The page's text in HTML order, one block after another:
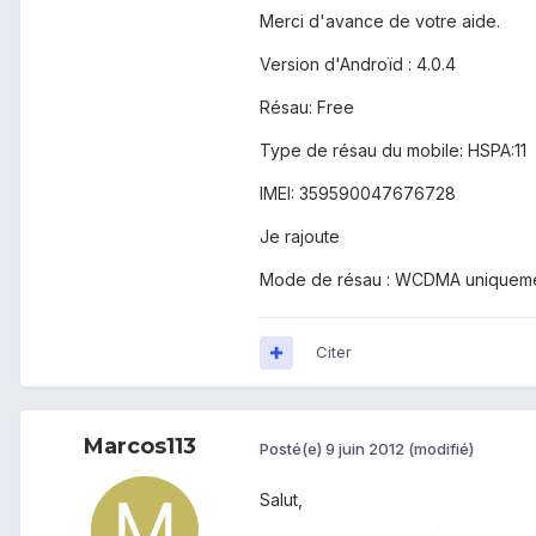
Merci d'avance de votre aide.
Version d'Androïd : 4.0.4
Résau: Free
Type de résau du mobile: HSPA:11
IMEI: 359590047676728
Je rajoute
Mode de résau : WCDMA
Citer
Marcos113 Posté(e) 9 juin 2012 (modifié)
Salut,